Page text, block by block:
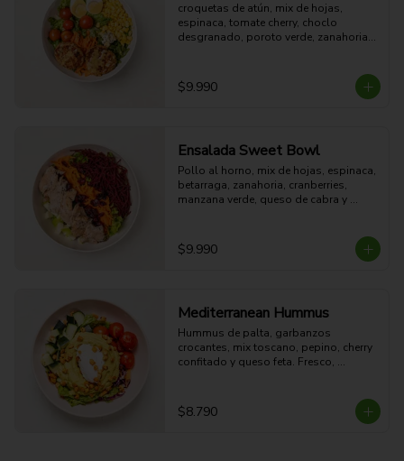
croquetas de atún, mix de hojas,
espinaca, tomate cherry, choclo
desgranado, poroto verde, zanahoria,
$9.990
Ensalada Sweet Bowl
Pollo al horno, mix de hojas, espinaca,
betarraga, zanahoria, cranberries,
manzana verde, queso de cabra y
18g grasa - 9g Fibra - 499 Kcal
$9.990
Mediterranean Hummus
Hummus de palta, garbanzos
crocantes, mix toscano, pepino, cherry
confitado y queso feta. Fresco,
14g Proteina - 31g Carbohidratos -
23g grasa - 10g Fibra - 384 Kcal
$8.790